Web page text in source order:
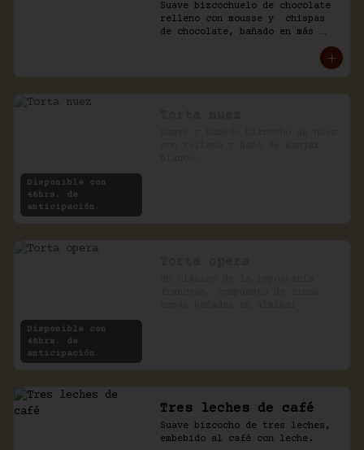
Suave bizcochuelo de chocolate
relleno con mousse y  chispas
de chocolate, bañado en más
Disponible con
48hrs. de
anticipación.
Disponible con
48hrs. de
anticipación.
Tres leches de café
Suave bizcocho de tres leches,
embebido al café con leche.